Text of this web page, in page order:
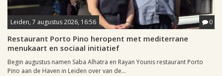
Leiden, 7 augustus 2026, 16:56 0
Restaurant Porto Pino heropent met mediterrane
menukaart en sociaal initiatief
Begin augustus namen Saba Alhatra en Rayan Younis restaurant Porto
Pino aan de Haven in Leiden over van de...